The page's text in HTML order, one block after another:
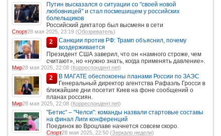
Путин высказался о ситуации со "своей новой
любовницей" и стал посмешищем у российских
болельщиков
Российский диктатор был высмеян в сети
Спорт28 мая 2025, 23:19 (Обозреватель)
2
Санкции против РФ: Трамп объяснил, почему
воздерживается
Президент США заверил, что он «намного строже, чем
считают», но «нужно знать, когда применять давление».
Мир28 мая 2025, 22:08 (Корреспондент.net)
2
В МАГАТЕ обеспокоены планами России по ЗАЭС
Генеральный директор агентства Рафаэль Гросси в
ближайшие дни посетит Киев на фоне сообщений о
планах россиян.
Мир28 мая 2025, 22:08 (Корреспондент.net)
"Бетис" – "Челси": команды назвали стартовые составы
на финал Лиги конференций
Поединок во Вроцлаве начнется совсем скоро.
Спорт28 мая 2025, 22:50 (Зеркало недели)